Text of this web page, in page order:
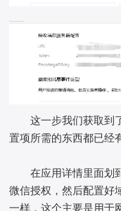
这一步我们获取到
置项所需的东西都已经
在应用详情里面划
微信授权，然后配置好
一样，这个主要是用于